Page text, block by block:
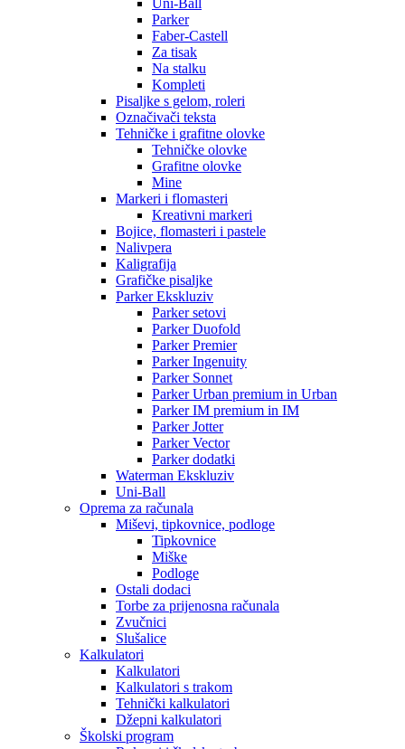
Uni-Ball
Parker
Faber-Castell
Za tisak
Na stalku
Kompleti
Pisaljke s gelom, roleri
Označivači teksta
Tehničke i grafitne olovke
Tehničke olovke
Grafitne olovke
Mine
Markeri i flomasteri
Kreativni markeri
Bojice, flomasteri i pastele
Nalivpera
Kaligrafija
Grafičke pisaljke
Parker Ekskluziv
Parker setovi
Parker Duofold
Parker Premier
Parker Ingenuity
Parker Sonnet
Parker Urban premium in Urban
Parker IM premium in IM
Parker Jotter
Parker Vector
Parker dodatki
Waterman Ekskluziv
Uni-Ball
Oprema za računala
Miševi, tipkovnice, podloge
Tipkovnice
Miške
Podloge
Ostali dodaci
Torbe za prijenosna računala
Zvučnici
Slušalice
Kalkulatori
Kalkulatori
Kalkulatori s trakom
Tehnički kalkulatori
Džepni kalkulatori
Školski program